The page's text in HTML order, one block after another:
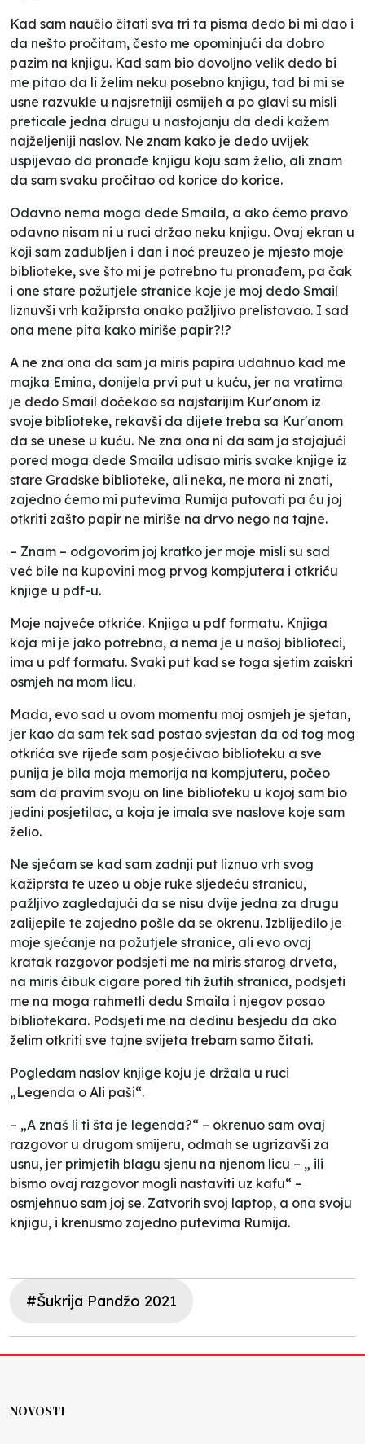
Kad sam naučio čitati sva tri ta pisma dedo bi mi dao i
da nešto pročitam, često me opominjući da dobro
pazim na knjigu. Kad sam bio dovoljno velik dedo bi
me pitao da li želim neku posebno knjigu, tad bi mi se
usne razvukle u najsretniji osmijeh a po glavi su misli
preticale jedna drugu u nastojanju da dedi kažem
najželjeniji naslov. Ne znam kako je dedo uvijek
uspijevao da pronađe knjigu koju sam želio, ali znam
da sam svaku pročitao od korice do korice.
Odavno nema moga dede Smaila, a ako ćemo pravo
odavno nisam ni u ruci držao neku knjigu. Ovaj ekran u
koji sam zadubljen i dan i noć preuzeo je mjesto moje
biblioteke, sve što mi je potrebno tu pronađem, pa čak
i one stare požutjele stranice koje je moj dedo Smail
liznuvši vrh kažiprsta onako pažljivo prelistavao. I sad
ona mene pita kako miriše papir?!?
A ne zna ona da sam ja miris papira udahnuo kad me
majka Emina, donijela prvi put u kuću, jer na vratima
je dedo Smail dočekao sa najstarijim Kur'anom iz
svoje biblioteke, rekavši da dijete treba sa Kur'anom
da se unese u kuću. Ne zna ona ni da sam ja stajajući
pored moga dede Smaila udisao miris svake knjige iz
stare Gradske biblioteke, ali neka, ne mora ni znati,
zajedno ćemo mi putevima Rumija putovati pa ću joj
otkriti zašto papir ne miriše na drvo nego na tajne.
– Znam – odgovorim joj kratko jer moje misli su sad
već bile na kupovini mog prvog kompjutera i otkriću
knjige u pdf-u.
Moje najveće otkriće. Knjiga u pdf formatu. Knjiga
koja mi je jako potrebna, a nema je u našoj biblioteci,
ima u pdf formatu. Svaki put kad se toga sjetim zaiskri
osmjeh na mom licu.
Mada, evo sad u ovom momentu moj osmjeh je sjetan,
jer kao da sam tek sad postao svjestan da od tog mog
otkrića sve rijeđe sam posjećivao biblioteku a sve
punija je bila moja memorija na kompjuteru, počeo
sam da pravim svoju on line biblioteku u kojoj sam bio
jedini posjetilac, a koja je imala sve naslove koje sam
želio.
Ne sjećam se kad sam zadnji put liznuo vrh svog
kažiprsta te uzeo u obje ruke sljedeću stranicu,
pažljivo zagledajući da se nisu dvije jedna za drugu
zalijepile te zajedno pošle da se okrenu. Izblijedilo je
moje sjećanje na požutjele stranice, ali evo ovaj
kratak razgovor podsjeti me na miris starog drveta,
na miris čibuk cigare pored tih žutih stranica, podsjeti
me na moga rahmetli dedu Smaila i njegov posao
bibliotekara. Podsjeti me na dedinu besjedu da ako
želim otkriti sve tajne svijeta trebam samo čitati.
Pogledam naslov knjige koju je držala u ruci
„Legenda o Ali paši“.
– „A znaš li ti šta je legenda?“ – okrenuo sam ovaj
razgovor u drugom smijeru, odmah se ugrizavši za
usnu, jer primjetih blagu sjenu na njenom licu – „ ili
bismo ovaj razgovor mogli nastaviti uz kafu“ –
osmjehnuo sam joj se. Zatvorih svoj laptop, a ona svoju
knjigu, i krenusmo zajedno putevima Rumija.
#Šukrija Pandžo 2021
NOVOSTI